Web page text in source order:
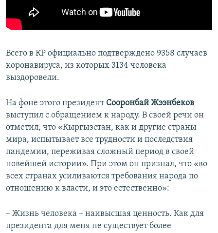
Всего в КР официально подтверждено 9358 случаев
коронавируса, из которых 3134 человека
выздоровели.
На фоне этого президент Сооронбай Жээнбеков
выступил с обращением к народу. В своей речи он
отметил, что «Кыргызстан, как и другие страны
мира, испытывает все трудности и последствия
пандемии, переживая сложный период в своей
новейшей истории». При этом он признал, что «во
всех странах усиливаются требования народа по
отношению к власти, и это естественно»:
– Жизнь человека – наивысшая ценность. Как для
президента для меня не существует более